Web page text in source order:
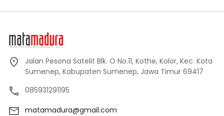
Jalan Pesona Satelit Blk. O No.11, Kothe, Kolor, Kec. Kota
Sumenep, Kabupaten Sumenep, Jawa Timur 69417
085931291195
matamadura@gmail.com